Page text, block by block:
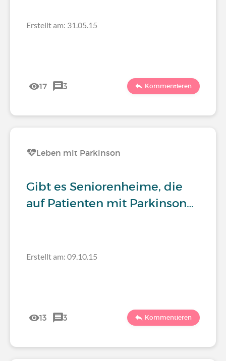
Erstellt am: 31.05.15
17 3 Kommentieren
Leben mit Parkinson
Gibt es Seniorenheime, die
auf Patienten mit Parkinson…
Erstellt am: 09.10.15
13 3 Kommentieren